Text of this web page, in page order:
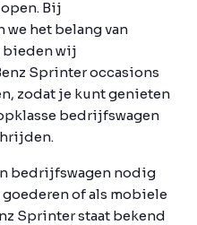
Bij
het belang van
bieden wij
Sprinter occasions
zodat je kunt genieten
bedrijfswagen
bedrijfswagen nodig
of als mobiele
Sprinter staat bekend